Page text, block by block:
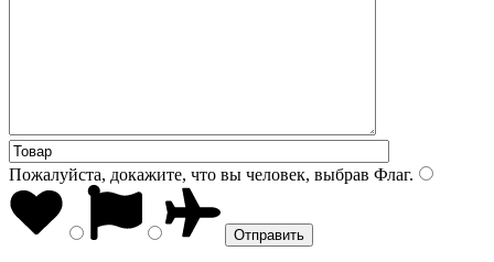
Пожалуйста, докажите, что вы человек, выбрав Флаг.